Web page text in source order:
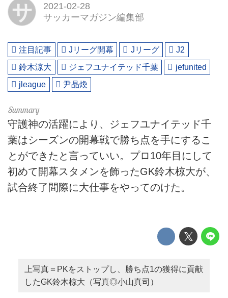
サ
2021-02-28
サッカーマガジン編集部
注目記事 Jリーグ開幕 Jリーグ
J2
鈴木涼大
ジェフユナイテッド千葉
jefunited
jleague
尹晶煥
守護神の活躍により、ジェフユナイテッド千
葉はシーズンの開幕戦で勝ち点を手にするこ
とができたと言っていい。プロ10年目にして
初めて開幕スタメンを飾ったGK鈴木椋大が、
試合終了間際に大仕事をやってのけた。
上写真＝PKをストップし、勝ち点1の獲得に貢献
したGK鈴木椋大（写真◎小山真司）